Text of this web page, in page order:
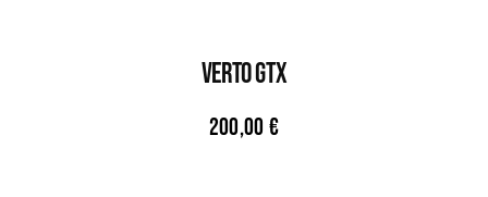
VERTO GTX
200,00 €